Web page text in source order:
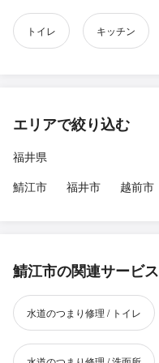
トイレ キッチン
エリアで絞り込む
福井県
鯖江市
福井市 越前市
鯖江市の関連サービス
水道のつまり修理 / トイレ